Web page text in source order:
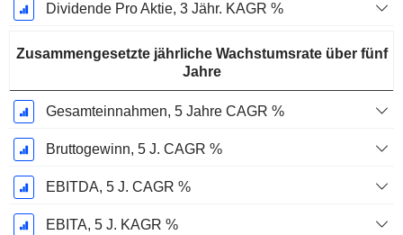
Dividende Pro Aktie, 3 Jähr. KAGR %
Zusammengesetzte jährliche Wachstumsrate über fünf
Jahre
Gesamteinnahmen, 5 Jahre CAGR %
Bruttogewinn, 5 J. CAGR %
EBITDA, 5 J. CAGR %
EBITA, 5 J. KAGR %